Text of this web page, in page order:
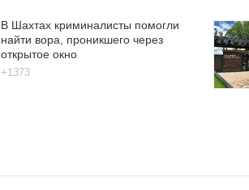
В Шахтах криминалисты помогли
найти вора, проникшего через
открытое окно
+1373